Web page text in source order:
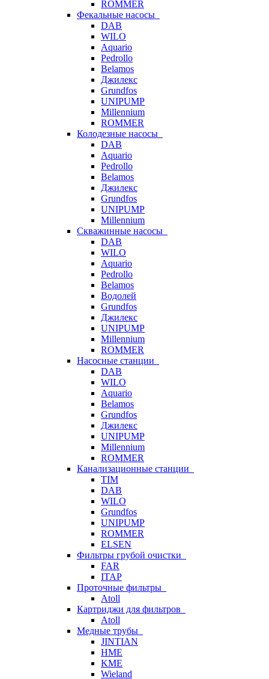
ROMMER
Фекальные насосы
DAB
WILO
Aquario
Pedrollo
Belamos
Джилекс
Grundfos
UNIPUMP
Millennium
ROMMER
Колодезные насосы
DAB
Aquario
Pedrollo
Belamos
Джилекс
Grundfos
UNIPUMP
Millennium
Скважинные насосы
DAB
WILO
Aquario
Pedrollo
Belamos
Водолей
Grundfos
Джилекс
UNIPUMP
Millennium
ROMMER
Насосные станции
DAB
WILO
Aquario
Belamos
Grundfos
Джилекс
UNIPUMP
Millennium
ROMMER
Канализационные станции
TIM
DAB
WILO
Grundfos
UNIPUMP
ROMMER
ELSEN
Фильтры грубой очистки
FAR
ITAP
Проточные фильтры
Atoll
Картриджи для фильтров
Atoll
Медные трубы
JINTIAN
HME
KME
Wieland